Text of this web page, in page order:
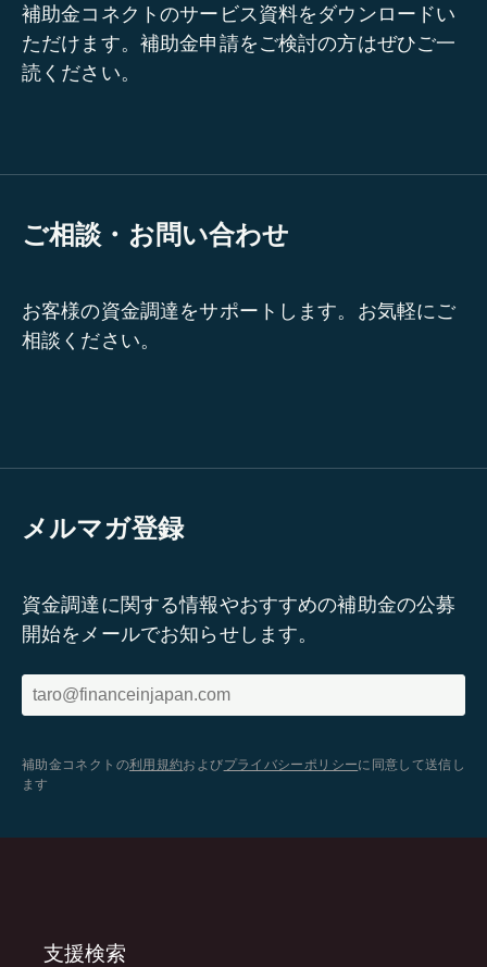
補助金コネクトのサービス資料をダウンロードい
ただけます。補助金申請をご検討の方はぜひご一
読ください。
ご相談・お問い合わせ
お客様の資金調達をサポートします。お気軽にご
相談ください。
メルマガ登録
資金調達に関する情報やおすすめの補助金の公募
開始をメールでお知らせします。
補助金コネクトの利用規約およびプライバシーポリシーに同意して送信し
ます
支援検索